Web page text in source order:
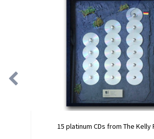
15 platinum CDs from The Kelly